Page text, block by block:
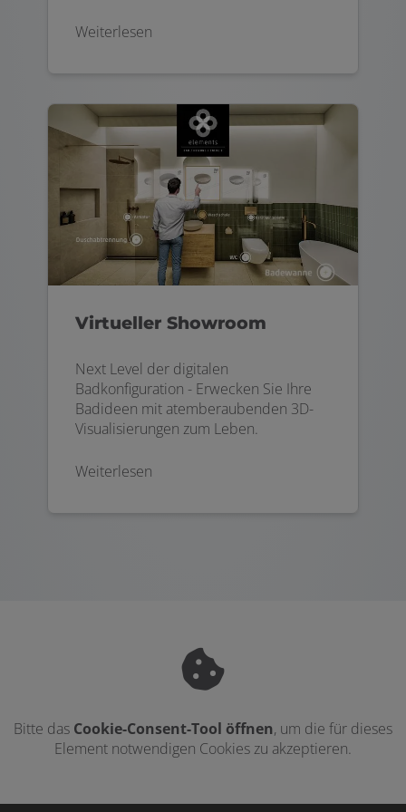
Weiterlesen
Virtueller Showroom
Next Level der digitalen
Badkonfiguration - Erwecken Sie Ihre
Badideen mit atemberaubenden 3D-
Visualisierungen zum Leben.
Weiterlesen
Bitte das Cookie-Consent-Tool öffnen, um die für dieses
Element notwendigen Cookies zu akzeptieren.